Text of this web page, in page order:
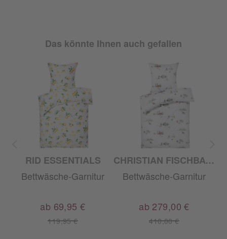
Das könnte Ihnen auch gefallen
RID ESSENTIALS
Bettwäsche-Garnitur
119,95 €
ab 69,95 €
CHRISTIAN FISCHBACHER
Bettwäsche-Garnitur
410,00 €
ab 279,00 €